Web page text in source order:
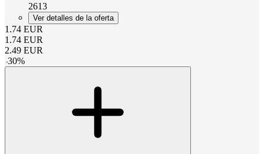
2613
Ver detalles de la oferta
1.74 EUR
1.74 EUR
2.49 EUR
-30%